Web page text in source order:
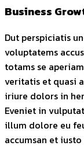
Business
Dut perspiciatis
voluptatems
totams se
veritatis et quasi
iriure dolors in
Eveniet in
illum dolore eu
accumsan et